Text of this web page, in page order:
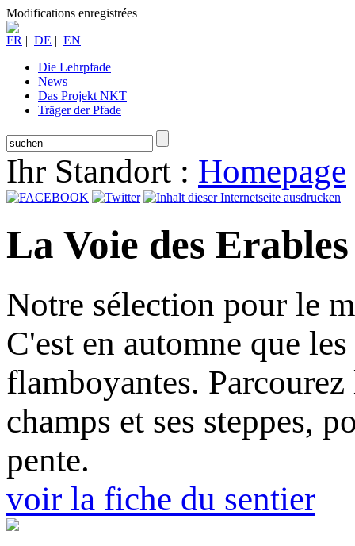
Modifications enregistrées
FR | DE | EN
Die Lehrpfade
News
Das Projekt NKT
Träger der Pfade
Ihr Standort : Homepage
La Voie des Erables
Notre sélection pour le
C'est en automne que
flamboyantes.
champs et ses steppes,
pente.
voir la fiche du sentier